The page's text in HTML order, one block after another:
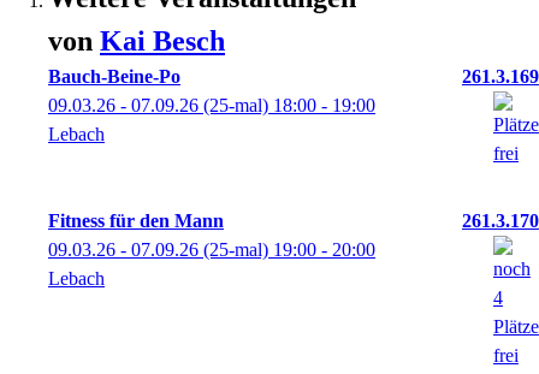
von Kai Besch
Bauch-Beine-Po
261.3.169
09.03.26 - 07.09.26 (25-mal) 18:00 - 19:00
Lebach
Fitness für den Mann
261.3.170
09.03.26 - 07.09.26 (25-mal) 19:00 - 20:00
Lebach